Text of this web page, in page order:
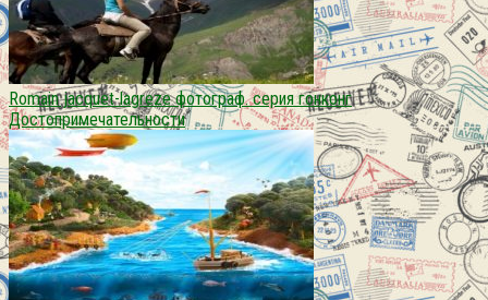
Romain jacquet-lagreze фотограф. серия гонконг
Достопримечательности